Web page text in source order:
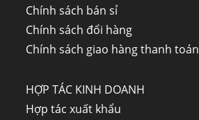
Chính sách bán sỉ
Chính sách đổi hàng
Chính sách giao hàng thanh toán
HỢP TÁC KINH DOANH
Hợp tác xuất khẩu